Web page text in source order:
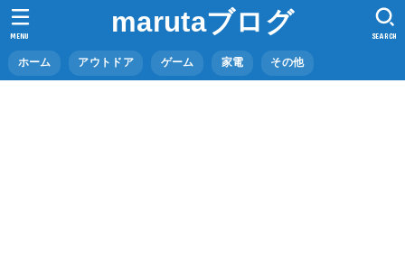
marutaブログ
ホーム アウトドア ゲーム 家電 その他
SEARCH
MENU